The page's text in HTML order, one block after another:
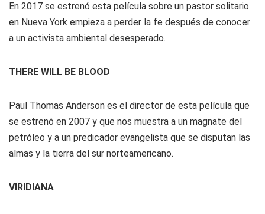
En 2017 se estrenó esta película sobre un pastor solitario
en Nueva York empieza a perder la fe después de conocer
a un activista ambiental desesperado.
THERE WILL BE BLOOD
Paul Thomas Anderson es el director de esta película que
se estrenó en 2007 y que nos muestra a un magnate del
petróleo y a un predicador evangelista que se disputan las
almas y la tierra del sur norteamericano.
VIRIDIANA